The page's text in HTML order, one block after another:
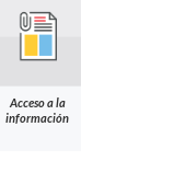
Acceso a la
información